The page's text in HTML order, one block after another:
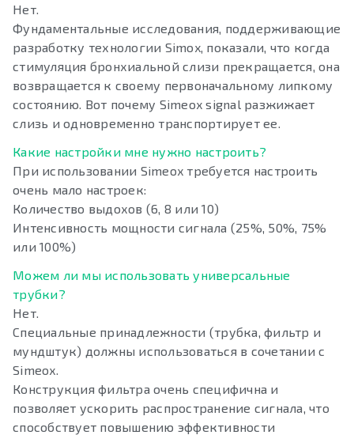
Нет.
Фундаментальные исследования, поддерживающие
разработку технологии Simox, показали, что когда
стимуляция бронхиальной слизи прекращается, она
возвращается к своему первоначальному липкому
состоянию. Вот почему Simeox signal разжижает
слизь и одновременно транспортирует ее.
Какие настройки мне нужно настроить?
При использовании Simeox требуется настроить
очень мало настроек:
Количество выдохов (6, 8 или 10)
Интенсивность мощности сигнала (25%, 50%, 75%
или 100%)
Можем ли мы использовать универсальные
трубки?
Нет.
Специальные принадлежности (трубка, фильтр и
мундштук) должны использоваться в сочетании с
Simeox.
Конструкция фильтра очень специфична и
позволяет ускорить распространение сигнала, что
способствует повышению эффективности